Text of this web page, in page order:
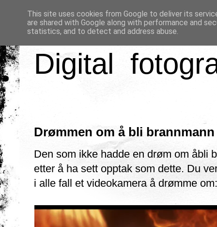
Digital
Drømmen om å bli brannmann
Den som ikke hadde en drøm om åbli
etter å ha sett opptak som dette. Du
i alle fall et videokamera å drømme om:
This site uses cookies from Google to deliver its
are shared with Google along with performance and
statistics, and to detect and address abuse.